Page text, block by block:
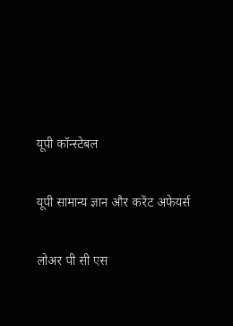
यूपी कॉन्स्टेबल
यूपी सामान्य ज्ञान और करेंट अफेयर्स
लोअर पी सी एस